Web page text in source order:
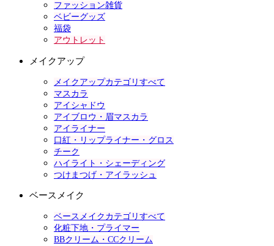
ファッション雑貨
ベビーグッズ
福袋
アウトレット
メイクアップ
メイクアップカテゴリすべて
マスカラ
アイシャドウ
アイブロウ・眉マスカラ
アイライナー
口紅・リップライナー・グロス
チーク
ハイライト・シェーディング
つけまつげ・アイラッシュ
ベースメイク
ベースメイクカテゴリすべて
化粧下地・プライマー
BBクリーム・CCクリーム